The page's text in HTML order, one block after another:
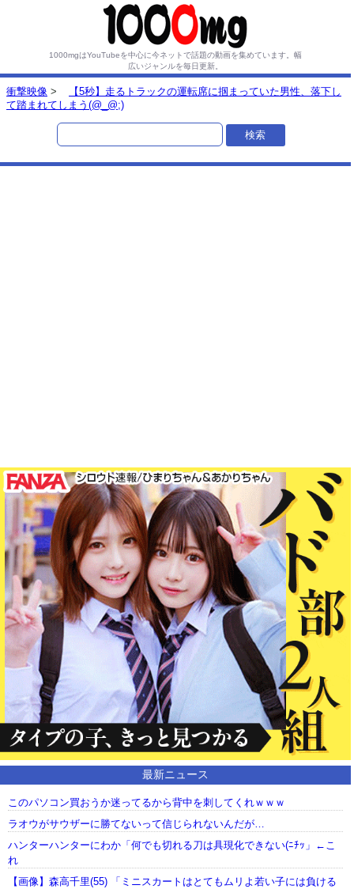
1000mgはYouTubeを中心に今ネットで話題の動画を集めています。 幅
広いジャンルを毎日更新。
衝撃映像 >
【5秒】走るトラックの運転席に掴まっていた男性、落下し
て踏まれてしまう(@_@;)
最新ニュース
このパソコン買おうか迷ってるから背中を刺してくれｗｗｗ
ラオウがサウザーに勝てないって信じられないんだが…
ハンターハンターにわか「何でも切れる刀は具現化できない(ﾆﾁｯ」←こ
れ
【画像】森高千里(55) 「ミニスカートはとてもムリよ若い子には負ける